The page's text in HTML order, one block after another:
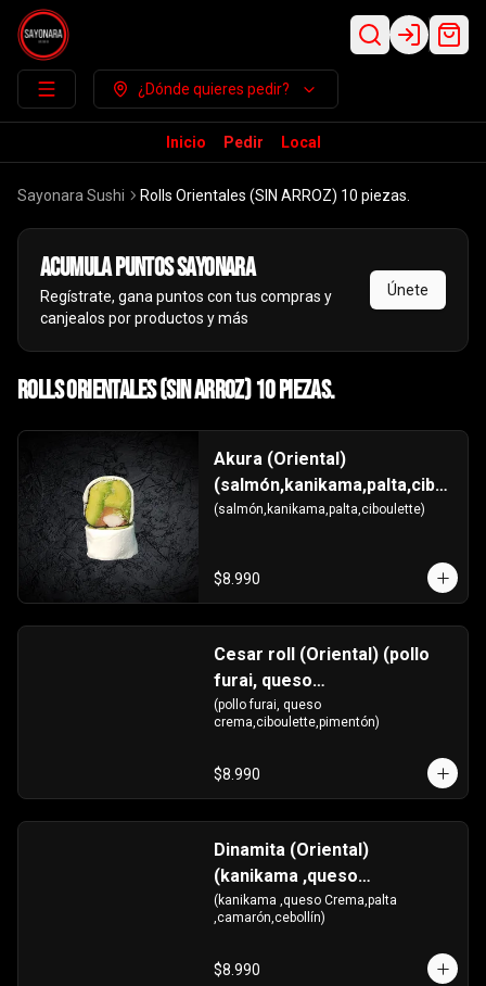
Login
¿Dónde quieres pedir?
Inicio Pedir Local
Sayonara Sushi Rolls Orientales (SIN ARROZ) 10 piezas.
Acumulapuntos sayonara
Regístrate, gana puntos con tus compras y
canjealos por productos y más
Únete
Rolls Orientales (SIN ARROZ) 10 piezas.
Akura (Oriental)
(salmón,kanikama,palta,cibo
ulette)
(salmón,kanikama,palta,ciboulette)
$8.990
Cesar roll (Oriental) (pollo
furai, queso
crema,ciboulette,pimentón)
(pollo furai, queso
crema,ciboulette,pimentón)
$8.990
Dinamita (Oriental)
(kanikama ,queso
Crema,palta
,camarón,cebollín)
(kanikama ,queso Crema,palta
,camarón,cebollín)
$8.990